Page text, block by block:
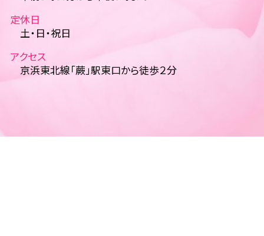
定休日
土・日・祝日
アクセス
京浜東北線「蕨」駅東口から徒歩２分